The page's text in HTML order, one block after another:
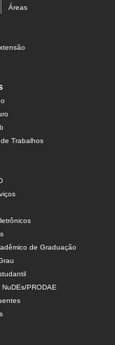
Áreas
Trabalhos
de Graduação
PRODAE